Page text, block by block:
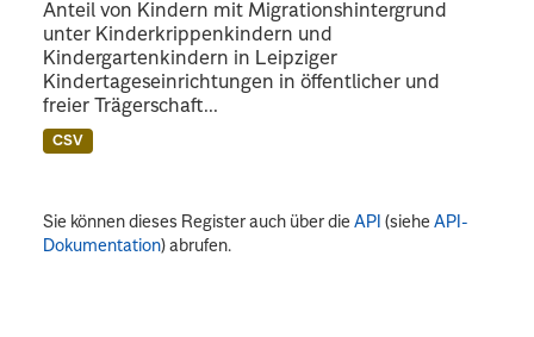
Anteil von Kindern mit Migrationshintergrund
unter Kinderkrippenkindern und
Kindergartenkindern in Leipziger
Kindertageseinrichtungen in öffentlicher und
freier Trägerschaft...
CSV
Sie können dieses Register auch über dieAPI (sieheAPI-
Dokumentation) abrufen.